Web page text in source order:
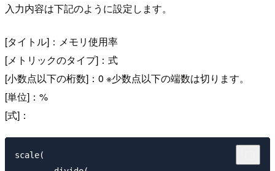
入力内容は下記のように設定します。
[タイトル]：メモリ使用率
[メトリックのタイプ]：式
[小数点以下の桁数]：0 ※少数点以下の端数は切ります。
[単位]：%
[式]：
scale(